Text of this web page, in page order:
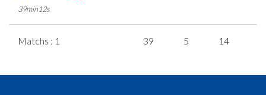
39min12s
Matchs : 1 39 5 14